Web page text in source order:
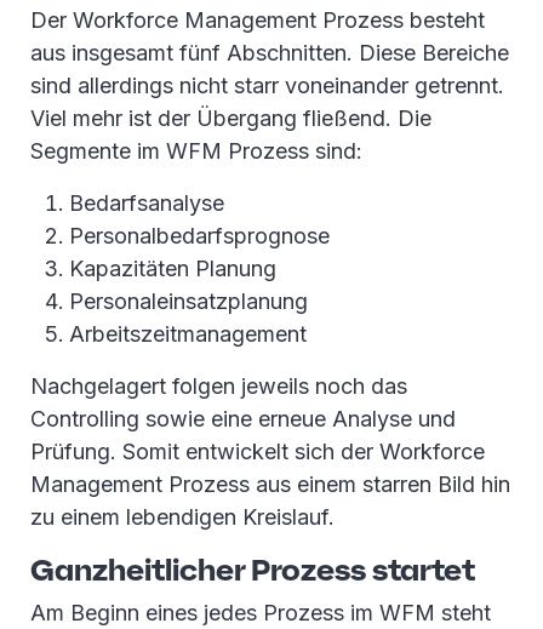
Der Workforce Management Prozess besteht
aus insgesamt fünf Abschnitten. Diese Bereiche
sind allerdings nicht starr voneinander getrennt.
Viel mehr ist der Übergang fließend. Die
Segmente im WFM Prozess sind:
Bedarfsanalyse
Personalbedarfsprognose
Kapazitäten Planung
Personaleinsatzplanung
Arbeitszeitmanagement
Nachgelagert folgen jeweils noch das
Controlling sowie eine erneue Analyse und
Prüfung. Somit entwickelt sich der Workforce
Management Prozess aus einem starren Bild hin
zu einem lebendigen Kreislauf.
Ganzheitlicher Prozess startet
Am Beginn eines jedes Prozess im WFM steht